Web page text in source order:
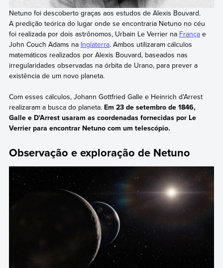
Netuno foi descoberto graças aos estudos de Alexis Bouvard.
A predição teórica do lugar onde se encontraria Netuno no céu
foi realizada por dois astrônomos, Urbain Le Verrier na Françae
John Couch Adams na Inglaterra. Ambos utilizaram cálculos
matemáticos realizados por Alexis Bouvard, baseados nas
irregularidades observadas na órbita de Urano, para prever a
existência de um novo planeta.
Com esses cálculos, Johann Gottfried Galle e Heinrich d'Arrest
realizaram a busca do planeta. Em 23 de setembro de 1846,
Galle e D'Arrest usaram as coordenadas fornecidas por Le
Verrier para encontrar Netuno com um telescópio.
Observação e exploração de Netuno